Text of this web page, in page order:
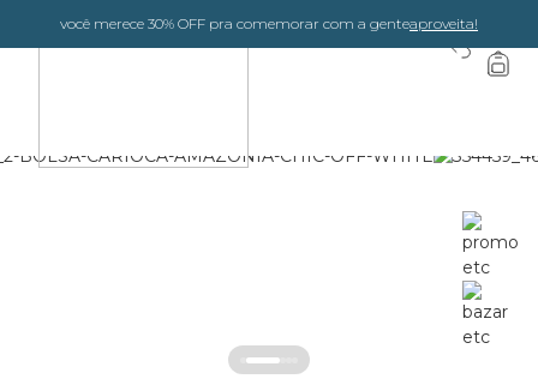
você merece 30% OFF pra comemorar com a genteaproveita!